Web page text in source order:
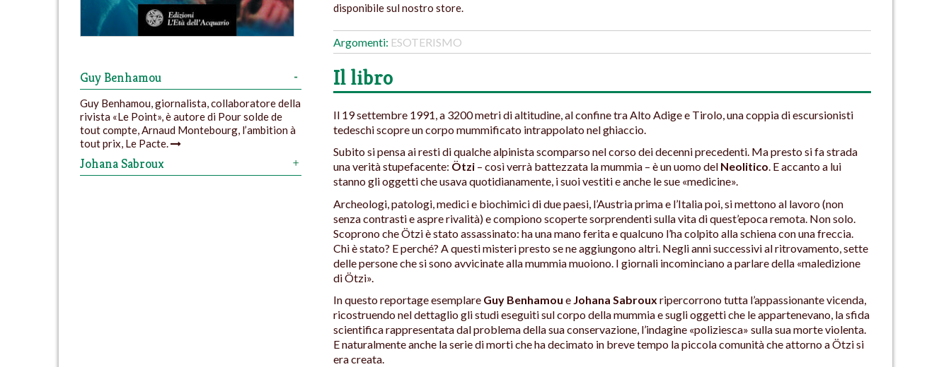
disponibile sul nostro store.
Argomenti: ESOTERISMO
Guy Benhamou
Guy Benhamou, giornalista, collaboratore della
rivista «Le Point», è autore di Pour solde de
tout compte, Arnaud Montebourg, l’ambition à
tout prix, Le Pacte.
Johana Sabroux
Il libro
Il 19 settembre 1991, a 3200 metri di altitudine, al confine tra Alto Adige e Tirolo, una coppia di escursionisti
tedeschi scopre un corpo mummificato intrappolato nel ghiaccio.
Subito si pensa ai resti di qualche alpinista scomparso nel corso dei decenni precedenti. Ma presto si fa strada
una verità stupefacente: Ötzi– così verrà battezzata la mummia – è un uomo del Neolitico. E accanto a lui
stanno gli oggetti che usava quotidianamente, i suoi vestiti e anche le sue «medicine».
Archeologi, patologi, medici e biochimici di due paesi, l’Austria prima e l’Italia poi, si mettono al lavoro (non
senza contrasti e aspre rivalità) e compiono scoperte sorprendenti sulla vita di quest’epoca remota. Non solo.
Scoprono che Ötzi è stato assassinato: ha una mano ferita e qualcuno l’ha colpito alla schiena con una freccia.
Chi è stato? E perché? A questi misteri presto se ne aggiungono altri. Negli anni successivi al ritrovamento, sette
delle persone che si sono avvicinate alla mummia muoiono. I giornali incominciano a parlare della «maledizione
di Ötzi».
In questo reportage esemplare Guy Benhamou e Johana Sabroux ripercorrono tutta l’appassionante vicenda,
ricostruendo nel dettaglio gli studi eseguiti sul corpo della mummia e sugli oggetti che le appartenevano, la sfida
scientifica rappresentata dal problema della sua conservazione, l’indagine «poliziesca» sulla sua morte violenta.
E naturalmente anche la serie di morti che ha decimato in breve tempo la piccola comunità che attorno a Ötzi si
era creata.